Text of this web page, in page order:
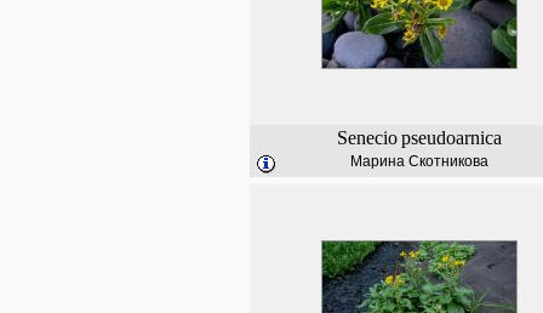
Seneciopseudoarnica
Марина Скотникова